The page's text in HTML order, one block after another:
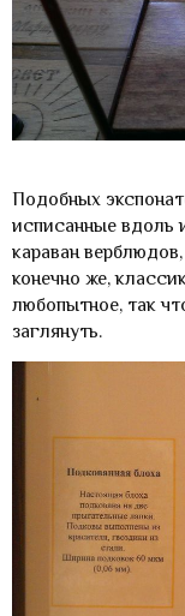
Подобных
исписанные вдоль
караван
конечно же,
любопытное, так
заглянуть.